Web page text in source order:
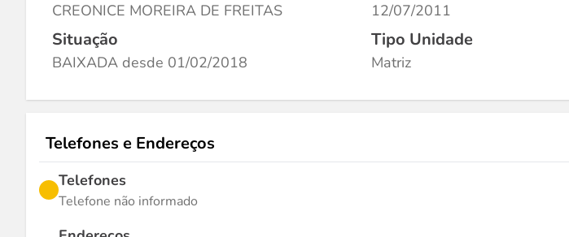
CREONICE MOREIRA DE FREITAS 12/07/2011
Situação
BAIXADA desde 01/02/2018
Tipo Unidade
Matriz
Telefones e Endereços
Telefones
Telefone não informado